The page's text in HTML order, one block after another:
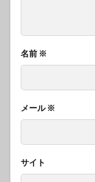
名前 ※
メール※
サイト